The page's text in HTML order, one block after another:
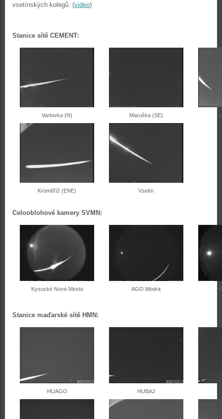
vsetínských kolegů. (video)
Stanice sítě CEMENT:
Vartovka (N) Maruška (SE)
Kroměříž (ENE) Vsetín
Celooblohové kamery SVMN:
Kysucké Nové Mesto AGO Modra
Stanice maďarské sítě HMN:
HUAGO HUBAJ